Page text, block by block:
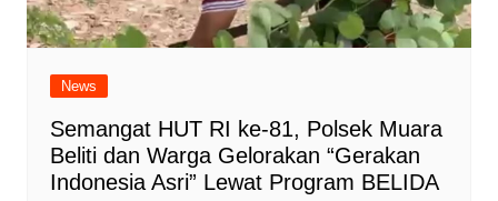
News
Semangat HUT RI ke-81, Polsek Muara
Beliti dan Warga Gelorakan “Gerakan
Indonesia Asri” Lewat Program BELIDA